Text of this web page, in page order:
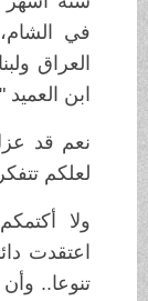
في الشام،
العراق
ابن العميد
نعم قد عزل
لعلكم
ولا
اعتقدت
تنوعا.. وأن